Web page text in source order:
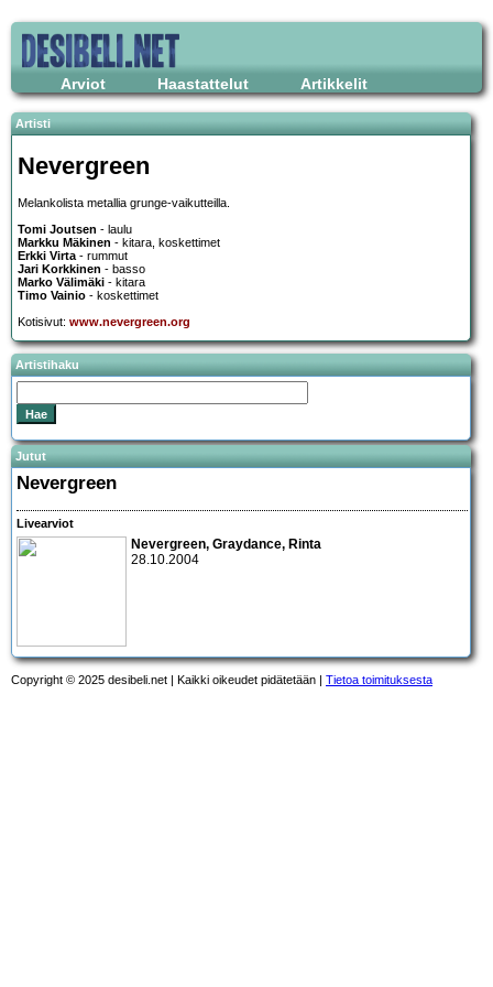
Arviot Haastattelut Artikkelit
Artisti
Nevergreen
Melankolista metallia grunge-vaikutteilla.
Tomi Joutsen - laulu
Markku Mäkinen - kitara, koskettimet
Erkki Virta- rummut
Jari Korkkinen - basso
Marko Välimäki - kitara
Timo Vainio - koskettimet
Kotisivut: www.nevergreen.org
Artistihaku
Jutut
Nevergreen
Livearviot
Nevergreen, Graydance, Rinta
28.10.2004
Copyright © 2025 desibeli.net | Kaikki oikeudet pidätetään | Tietoa toimituksesta